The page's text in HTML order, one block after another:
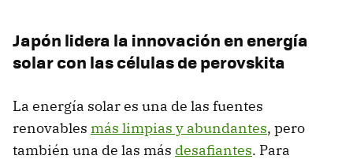
Japón lidera la innovación en energía
solar con las células de perovskita
La energía solar es una de las fuentes
renovables más limpias y abundantes, pero
también una de las más desafiantes. Para